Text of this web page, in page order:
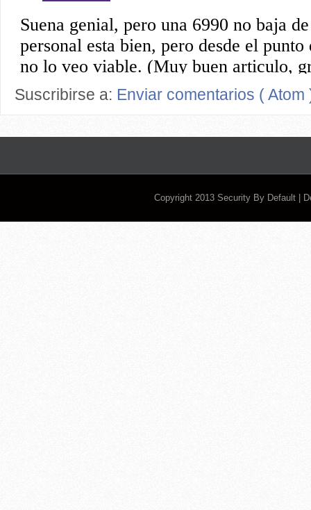
Suscribirse a: Enviar comentarios ( Atom
Copyright 2013 Security By Default |